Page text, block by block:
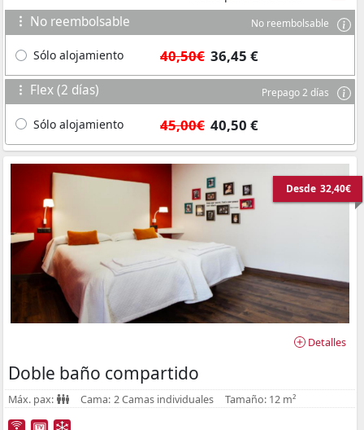
No reembolsable No reembolsable
Sólo alojamiento 40,50€ 36,45 €
Flex (2 días) Prepago 2 días
Sólo alojamiento 45,00€ 40,50 €
Desde 32,40€
Detalles
Doble baño compartido
Máx. pax: Cama: 2 Camas individuales Tamaño: 12 m²